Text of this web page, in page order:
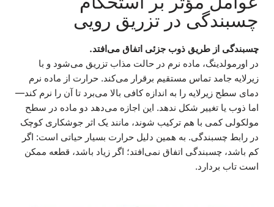
چسبندگی در تزریق رویی
چسبندگی از طریق ذوب جزئی اتفاق می‌افتد.
در اورمولدینگ، ماده نرم در حالت مذاب تزریق می‌شود و با
زیرلایه جامد تماس مستقیم برقرار می‌کند. حرارت از ماده نرم
دمای سطح زیرلایه را به اندازه کافی بالا می‌برد تا آن را نرم کند—
اما ذوب یا تغییر شکل ندهد. این اجازه می‌دهد دو ماده در سطح
مولکولی کمی با هم ترکیب شوند، مانند یک اثر جوشکاری کوچک
در رابط چسبندگی. به همین دلیل حرارت بسیار حیاتی است: اگر
کم باشد، چسبندگی اتفاق نمی‌افتد؛ اگر زیاد باشد، قطعه ممکن
است تاب بردارد.